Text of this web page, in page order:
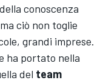
conoscenza
ciò non toglie
grandi imprese.
ha portato nella
del team